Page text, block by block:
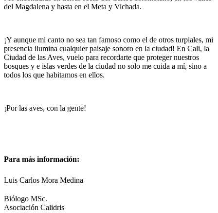
del Magdalena y hasta en el Meta y Vichada.
¡Y aunque mi canto no sea tan famoso como el de otros turpiales, mi
presencia ilumina cualquier paisaje sonoro en la ciudad! En Cali, la
Ciudad de las Aves, vuelo para recordarte que proteger nuestros
bosques y e islas verdes de la ciudad no solo me cuida a mí, sino a
todos los que habitamos en ellos.
¡Por las aves, con la gente!
Para más información:
Luis Carlos Mora Medina
Biólogo MSc.
Asociación Calidris